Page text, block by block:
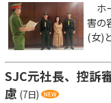
ホ
害の
(女)
SJC元社長、控訴
慮 (7日)